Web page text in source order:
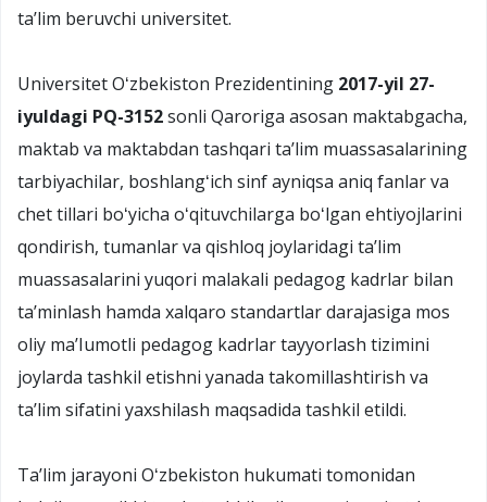
taʼlim beruvchi universitet.
Universitet Oʻzbekiston Prezidentining 2017-yil 27-
iyuldagi PQ-3152sonli Qaroriga asosan maktabgacha,
maktab va maktabdan tashqari taʼlim muassasalarining
tarbiyachilar, boshlangʻich sinf ayniqsa aniq fanlar va
chet tillari boʻyicha oʻqituvchilarga boʻlgan ehtiyojlarini
qondirish, tumanlar va qishloq joylaridagi taʼlim
muassasalarini yuqori malakali pedagog kadrlar bilan
taʼminlash hamda xalqaro standartlar darajasiga mos
oliy maʼIumotli pedagog kadrlar tayyorlash tizimini
joylarda tashkil etishni yanada takomillashtirish va
taʼlim sifatini yaxshilash maqsadida tashkil etildi.
Taʼlim jarayoni Oʻzbekiston hukumati tomonidan